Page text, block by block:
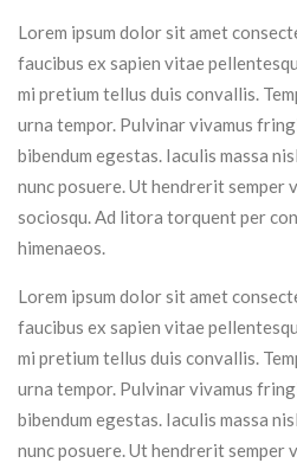
Lorem ipsum dolor sit amet
faucibus ex sapien vitae
mi pretium tellus duis convallis.
urna tempor. Pulvinar vivamus
bibendum egestas. Iaculis massa
nunc posuere. Ut hendrerit semper
sociosqu. Ad litora torquent per
himenaeos.
Lorem ipsum dolor sit amet
faucibus ex sapien vitae
mi pretium tellus duis convallis.
urna tempor. Pulvinar vivamus
bibendum egestas. Iaculis massa
nunc posuere. Ut hendrerit semper